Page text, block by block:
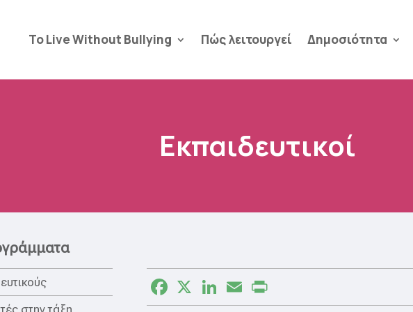
Το Live Without Bullying Πώς λειτουργεί Δημοσιότητα
Εκπαιδευτικοί
FacebookLinkedIn
Email